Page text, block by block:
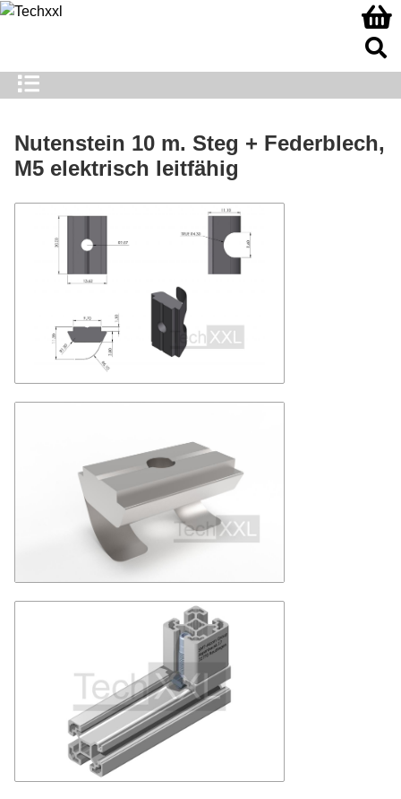
Nutenstein 10 m. Steg + Federblech,
M5 elektrisch leitfähig